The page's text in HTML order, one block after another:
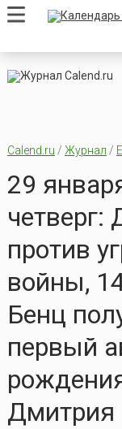
Calend.ru / Журнал /
29
четверг:
против
войны,
Бенц
первый
Дмитрия